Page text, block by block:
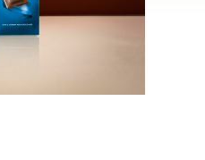
百年限定系列
冰享系列